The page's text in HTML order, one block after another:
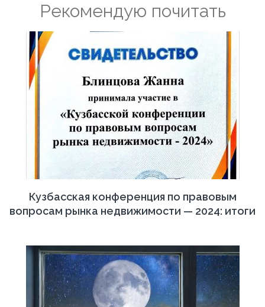
Рекомендую почитать
Кузбасская конференция по правовым
вопросам рынка недвижимости — 2024: итоги